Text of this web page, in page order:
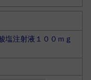
塩注射液１００ｍｇ